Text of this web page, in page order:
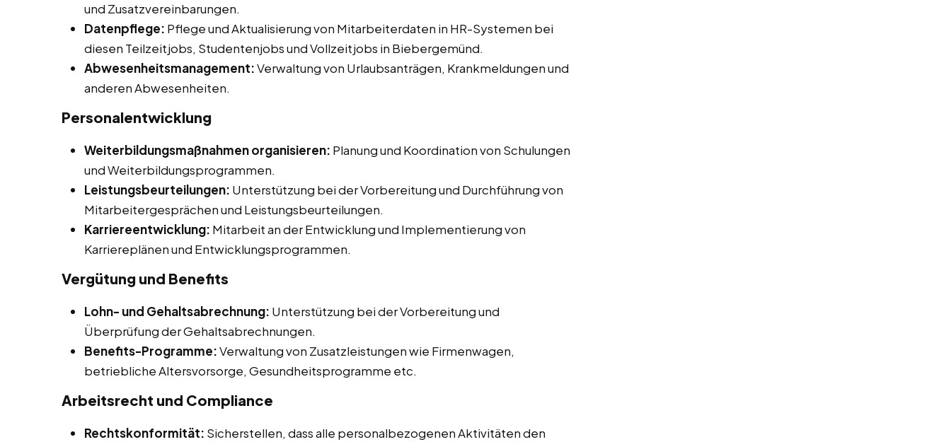
und Zusatzvereinbarungen.
Datenpflege: Pflege und Aktualisierung von Mitarbeiterdaten in HR-Systemen bei
diesen Teilzeitjobs, Studentenjobs und Vollzeitjobs in Biebergemünd.
Abwesenheitsmanagement:Verwaltung von Urlaubsanträgen, Krankmeldungen und
anderen Abwesenheiten.
Personalentwicklung
Weiterbildungsmaßnahmen organisieren: Planung und Koordination von Schulungen
und Weiterbildungsprogrammen.
Leistungsbeurteilungen: Unterstützung bei der Vorbereitung und Durchführung von
Mitarbeitergesprächen und Leistungsbeurteilungen.
Karriereentwicklung: Mitarbeit an der Entwicklung und Implementierung von
Karriereplänen und Entwicklungsprogrammen.
Vergütung und Benefits
Lohn- und Gehaltsabrechnung: Unterstützung bei der Vorbereitung und
Überprüfung der Gehaltsabrechnungen.
Benefits-Programme:Verwaltung von Zusatzleistungen wie Firmenwagen,
betriebliche Altersvorsorge, Gesundheitsprogramme etc.
Arbeitsrecht und Compliance
Rechtskonformität: Sicherstellen, dass alle personalbezogenen Aktivitäten den